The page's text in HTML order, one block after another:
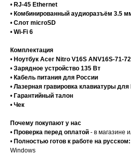
• RJ-45 Ethernet
• Комбинированный аудиоразъём 3.5
• Слот microSD
• Wi-Fi 6
Комплектация
• Ноутбук Acer Nitro V16S ANV16S-71-
• Зарядное устройство 135 Вт
• Кабель питания для России
• Лазерная гравировка клавиатуры для
• Гарантийный талон
• Чек
Почему покупают у нас
• Проверка перед оплатой - в магазине
• Полностью готов к работе на русском:
Windows